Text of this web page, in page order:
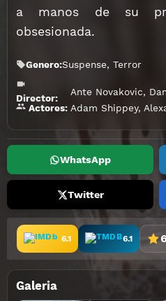
a manos de su
obsesionada.
Genero:Suspense,Terror
Director:
Ante Novakovic,
Actores: Adam Shippey,
WhatsApp
Twitter
6.1 6.1
Galeria